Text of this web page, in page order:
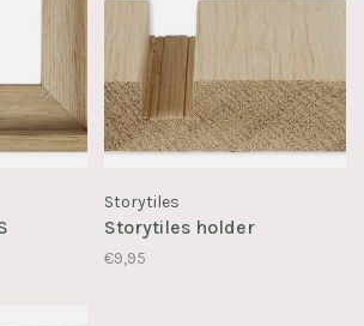
Storytiles
Storytiles holder
€9,95